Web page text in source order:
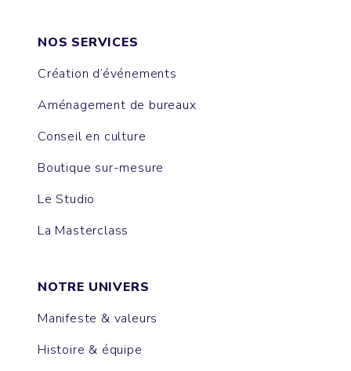
NOS SERVICES
Création d’événements
Aménagement de bureaux
Conseil en culture
Boutique sur-mesure
Le Studio
La Masterclass
NOTRE UNIVERS
Manifeste & valeurs
Histoire & équipe